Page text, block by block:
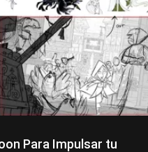
Para Impulsar tu